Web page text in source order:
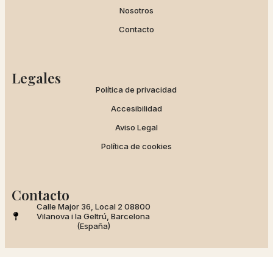
Nosotros
Contacto
Legales
Política de privacidad
Accesibilidad
Aviso Legal
Política de cookies
Contacto
Calle Major 36, Local 2 08800
Vilanova i la Geltrú, Barcelona
(España)